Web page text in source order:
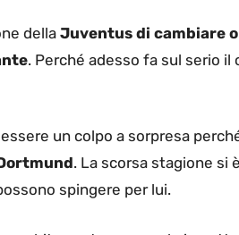
della Juventus di cambiare
. Perché adesso fa sul serio il
un colpo a sorpresa
. La scorsa stagione si
spingere per lui.